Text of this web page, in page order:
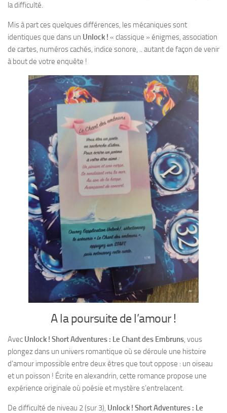
la difficulté.
Mis à part ces quelques différences, les mécaniques sont
identiques que dans un Unlock ! « classique » énigmes, association
de cartes, numéros cachés, indice sonore, .. autant de façon de venir
à bout de votre enquête !
A la poursuite de l’amour !
Avec Unlock ! Short Adventures : Le Chant des Embruns, vous
plongez dans un univers romantique où se déroule une histoire
d’amour impossible entre deux êtres que tout oppose : un oiseau
et un poisson ! Écrite en alexandrin, cette romance propose une
expérience originale où poésie et mystère s’entrelacent.
De difficulté de niveau 2 (sur 3), Unlock ! Short Adventures : Le